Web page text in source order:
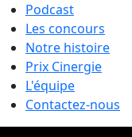
Podcast
Les concours
Notre histoire
Prix Cinergie
L'équipe
Contactez-nous